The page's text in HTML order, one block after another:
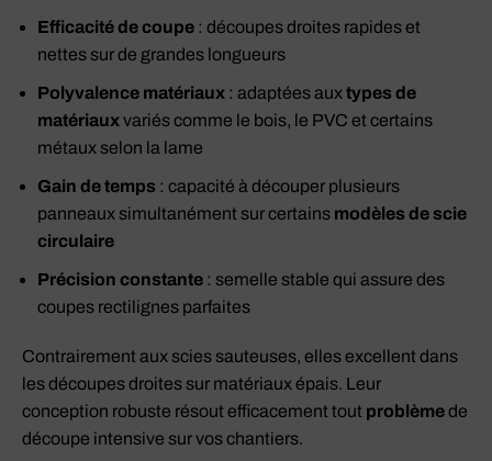
Efficacité de coupe : découpes droites rapides et
nettes sur de grandes longueurs
Polyvalence matériaux : adaptées aux types de
matériaux variés comme le bois, le PVC et certains
métaux selon la lame
Gain de temps : capacité à découper plusieurs
panneaux simultanément sur certains modèles de scie
circulaire
Précision constante : semelle stable qui assure des
coupes rectilignes parfaites
Contrairement aux scies sauteuses, elles excellent dans
les découpes droites sur matériaux épais. Leur
conception robuste résout efficacement tout problèmede
découpe intensive sur vos chantiers.